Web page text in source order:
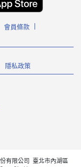
會員條款
隱私政策
有限公司 臺北市內湖區